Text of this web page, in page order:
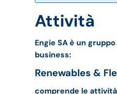
Attività
Engie SA è un
business:
Renewables &
comprende le